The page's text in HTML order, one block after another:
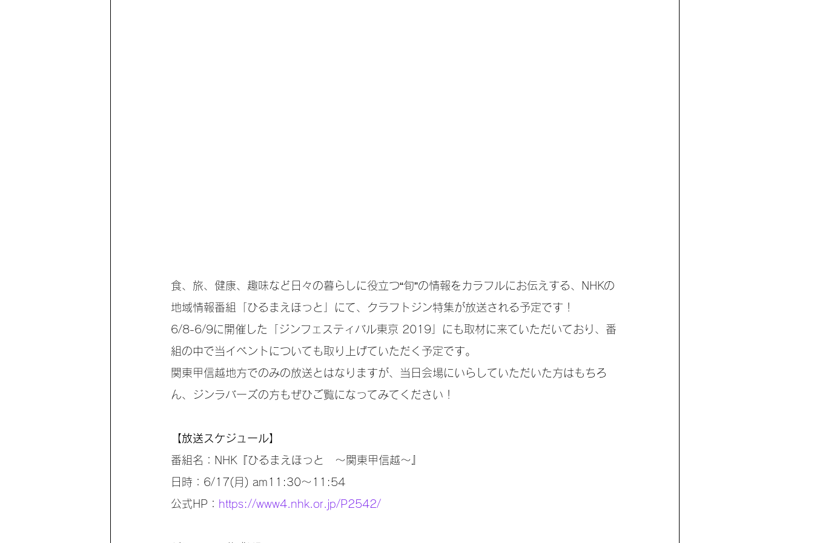
食、旅、健康、趣味など日々の暮らしに役立つ“旬”の情報をカラフルにお伝えする、NHKの
地域情報番組「ひるまえほっと」にて、クラフトジン特集が放送される予定です！
6/8-6/9に開催した「ジンフェスティバル東京 2019」にも取材に来ていただいており、番
組の中で当イベントについても取り上げていただく予定です。
関東甲信越地方でのみの放送とはなりますが、当日会場にいらしていただいた方はもちろ
ん、ジンラバーズの方もぜひご覧になってみてください！
【放送スケジュール】
番組名：NHK『ひるまえほっと　～関東甲信越～』
日時：6/17(月) am11:30〜11:54
公式HP： https://www4.nhk.or.jp/P2542/